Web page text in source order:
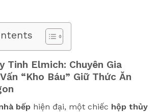
Tinh Elmich: Chuyên Gia
“Kho Báu” Giữ Thức Ăn
bếp hiện đại, một chiếc hộp thủy